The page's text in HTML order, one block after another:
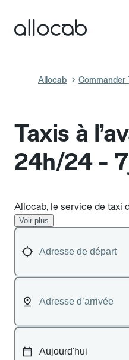
Allocab Commander
Taxis à
24h/24 -
Allocab, le service de taxi
Voir plus